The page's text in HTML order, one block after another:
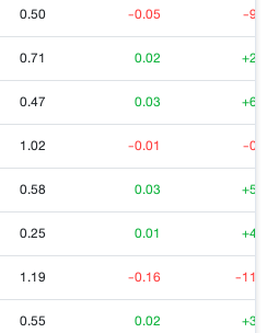
0.50 -0.05 -
0.71 0.02
0.47 0.03
1.02 -0.01 -
0.58 0.03
0.25 0.01
1.19 -0.16 -
0.55 0.02